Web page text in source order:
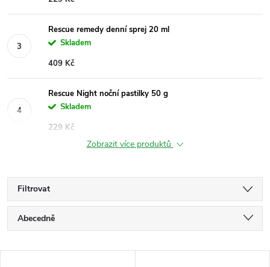
Rescue remedy denní sprej 20 ml
Skladem
409 Kč
Rescue Night noční pastilky 50 g
Skladem
229 Kč
Zobrazit více produktů
Filtrovat
Ř
a
Abecedně